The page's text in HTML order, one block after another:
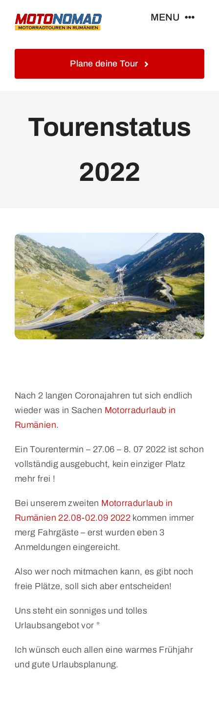
MENU
Touren&Reisen
Plane deine Tour
Tourenstatus
2022
Nach 2 langen Coronajahren tut sich endlich
wieder was in Sachen Motorradurlaub in
Rumänien.
Ein Tourentermin – 27.06 – 8. 07 2022 ist schon
vollständig ausgebucht, kein einziger Platz
mehr frei !
Bei unserem zweiten Motorradurlaub in
Rumänien 22.08-02.09 2022kommen immer
merg Fahrgäste – erst wurden eben 3
Anmeldungen eingereicht.
Also wer noch mitmachen kann, es gibt noch
freie Plätze, soll sich aber entscheiden!
Uns steht ein sonniges und tolles
Urlaubsangebot vor °
Ich wünsch euch allen eine warmes Frühjahr
und gute Urlaubsplanung.